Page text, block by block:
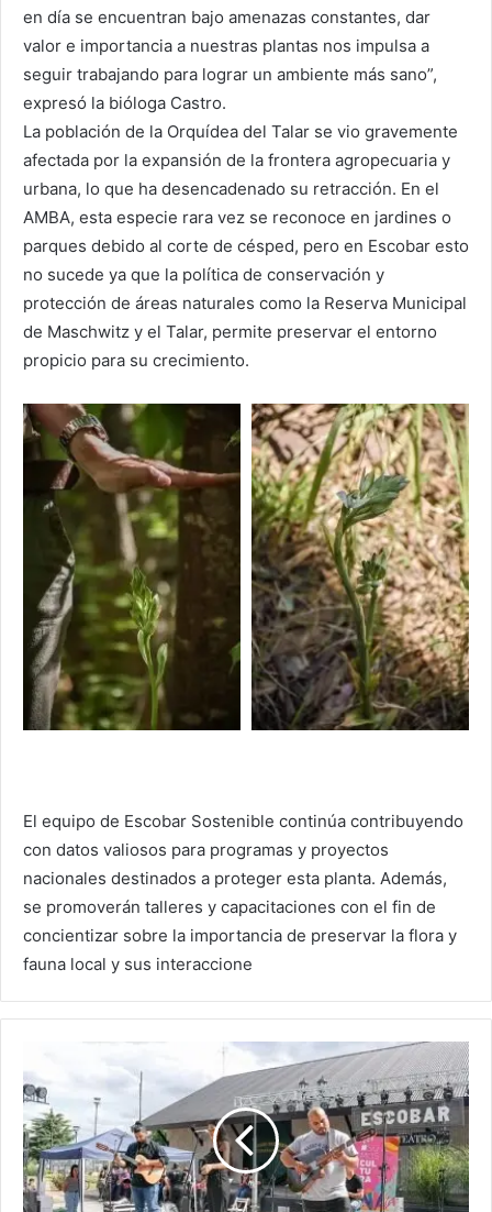
en día se encuentran bajo amenazas constantes, dar
valor e importancia a nuestras plantas nos impulsa a
seguir trabajando para lograr un ambiente más sano”,
expresó la bióloga Castro.
La población de la Orquídea del Talar se vio gravemente
afectada por la expansión de la frontera agropecuaria y
urbana, lo que ha desencadenado su retracción. En el
AMBA, esta especie rara vez se reconoce en jardines o
parques debido al corte de césped, pero en Escobar esto
no sucede ya que la política de conservación y
protección de áreas naturales como la Reserva Municipal
de Maschwitz y el Talar, permite preservar el entorno
propicio para su crecimiento.
El equipo de Escobar Sostenible continúa contribuyendo
con datos valiosos para programas y proyectos
nacionales destinados a proteger esta planta. Además,
se promoverán talleres y capacitaciones con el fin de
concientizar sobre la importancia de preservar la flora y
fauna local y sus interaccione